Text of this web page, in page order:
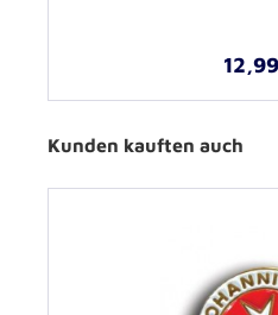
Kunden kauften auch